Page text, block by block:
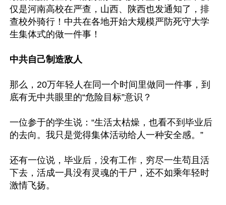
仅是河南高校在严查，山西、陕西也发通知了，排
查校外骑行！中共在各地开始大规模严防死守大学
生集体式的做一件事！
中共自己制造敌人
那么，20万年轻人在同一个时间里做同一件事，到
底有无中共眼里的“危险目标”意识？
一位参于的学生说：“生活太枯燥，也看不到毕业后
的去向。我只是觉得集体活动给人一种安全感。”
还有一位说，毕业后，没有工作，穷尽一生苟且活
下去，活成一具没有灵魂的干尸，还不如乘年轻时
激情飞扬。